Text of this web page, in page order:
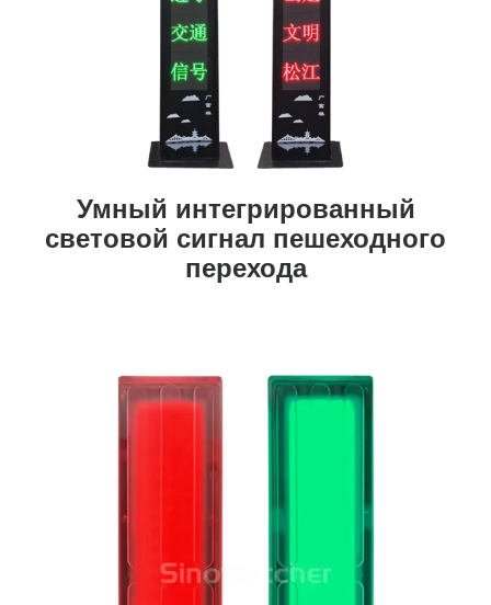
Умный интегрированный
световой сигнал пешеходного
перехода